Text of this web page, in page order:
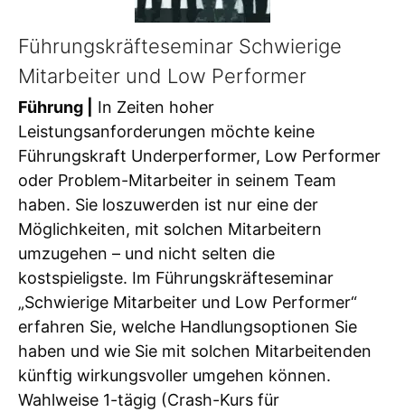
Führungskräfteseminar Schwierige
Mitarbeiter und Low Performer
Führung |
In Zeiten hoher
Leistungsanforderungen möchte keine
Führungskraft Underperformer, Low Performer
oder Problem-Mitarbeiter in seinem Team
haben. Sie loszuwerden ist nur eine der
Möglichkeiten, mit solchen Mitarbeitern
umzugehen – und nicht selten die
kostspieligste. Im Führungskräfteseminar
„Schwierige Mitarbeiter und Low Performer“
erfahren Sie, welche Handlungsoptionen Sie
haben und wie Sie mit solchen Mitarbeitenden
künftig wirkungsvoller umgehen können.
Wahlweise 1-tägig (Crash-Kurs für